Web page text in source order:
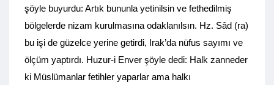
şöyle buyurdu: Artık bununla yetinilsin ve fethedilmiş
bölgelerde nizam kurulmasına odaklanılsın. Hz. Sâd (ra)
bu işi de güzelce yerine getirdi, Irak’da nüfus sayımı ve
ölçüm yaptırdı. Huzur-i Enver şöyle dedi: Halk zanneder
ki Müslümanlar fetihler yaparlar ama halkı